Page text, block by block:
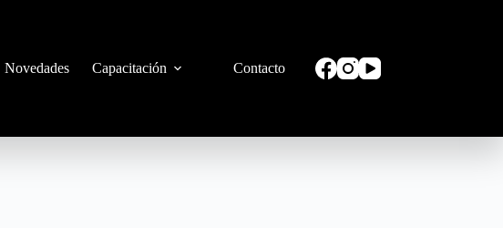
Novedades Capacitación Contacto